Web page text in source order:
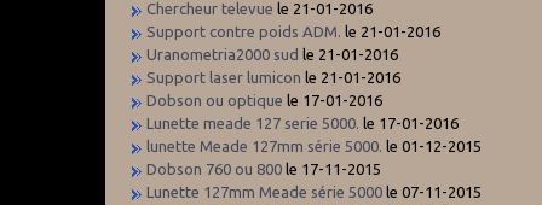
Chercheur televue le 21-01-2016
Support contre poids ADM. le 21-01-2016
Uranometria2000 sud le 21-01-2016
Support laser lumicon le 21-01-2016
Dobson ou optique le 17-01-2016
Lunette meade 127 serie 5000. le 17-01-2016
lunette Meade 127mm série 5000. le 01-12-2015
Dobson 760 ou 800 le 17-11-2015
Lunette 127mm Meade série 5000 le 07-11-2015